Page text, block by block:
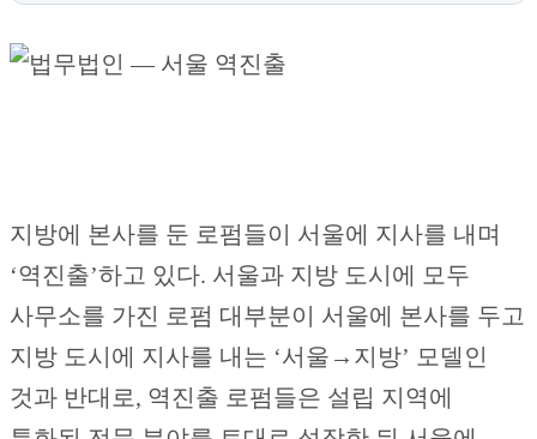
지방에 본사를 둔 로펌들이 서울에 지사를 내며
‘역진출’하고 있다. 서울과 지방 도시에 모두
사무소를 가진 로펌 대부분이 서울에 본사를 두고
지방 도시에 지사를 내는 ‘서울→지방’ 모델인
것과 반대로, 역진출 로펌들은 설립 지역에